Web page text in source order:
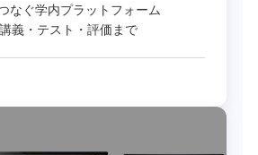
なぐ学内プラットフォーム
義・テスト・評価まで